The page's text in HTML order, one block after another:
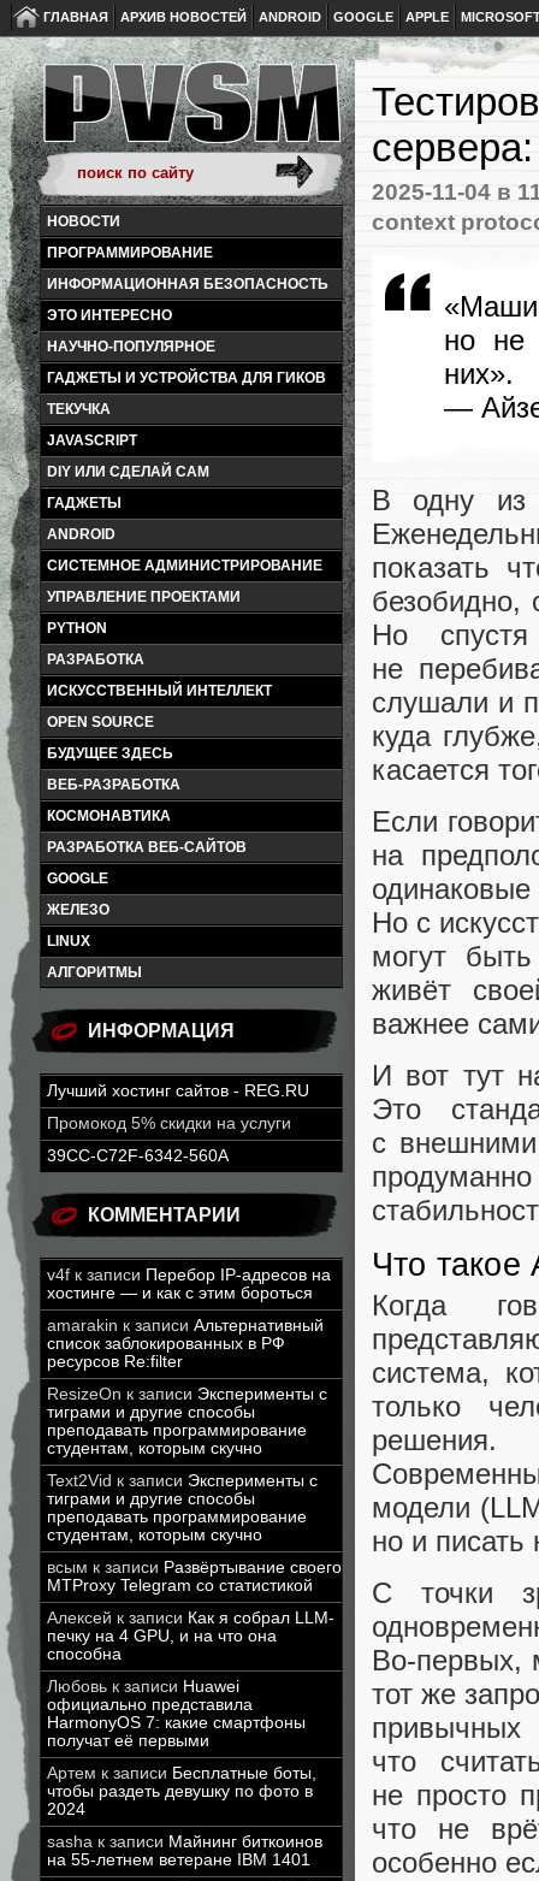
ГЛАВНАЯ АРХИВ НОВОСТЕЙ ANDROID GOOGLE APPLE
НОВОСТИ
ПРОГРАММИРОВАНИЕ
ИНФОРМАЦИОННАЯ БЕЗОПАСНОСТЬ
ЭТО ИНТЕРЕСНО
НАУЧНО-ПОПУЛЯРНОЕ
ГАДЖЕТЫ И УСТРОЙСТВА ДЛЯ ГИКОВ
ТЕКУЧКА
JAVASCRIPT
DIY ИЛИ СДЕЛАЙ САМ
ГАДЖЕТЫ
ANDROID
СИСТЕМНОЕ АДМИНИСТРИРОВАНИЕ
УПРАВЛЕНИЕ ПРОЕКТАМИ
PYTHON
РАЗРАБОТКА
ИСКУССТВЕННЫЙ ИНТЕЛЛЕКТ
OPEN SOURCE
БУДУЩЕЕ ЗДЕСЬ
ВЕБ-РАЗРАБОТКА
КОСМОНАВТИКА
РАЗРАБОТКА ВЕБ-САЙТОВ
GOOGLE
ЖЕЛЕЗО
LINUX
АЛГОРИТМЫ
ИНФОРМАЦИЯ
Лучший хостинг сайтов - REG.RU
Промокод 5% скидки на услуги
39CC-C72F-6342-560A
КОММЕНТАРИИ
v4f к записи Перебор IP-адресов на
хостинге — и как с этим бороться
amarakin к записи Альтернативный
список заблокированных в РФ
ресурсов Re:filter
ResizeOn к записи Эксперименты с
тиграми и другие способы
преподавать программирование
студентам, которым скучно
Text2Vid к записи Эксперименты с
тиграми и другие способы
преподавать программирование
студентам, которым скучно
всым к записи Развёртывание своего
MTProxy Telegram со статистикой
Алексей к записи Как я собрал LLM-
печку на 4 GPU, и на что она
способна
Любовь к записи Huawei
официально представила
HarmonyOS 7: какие смартфоны
получат её первыми
Артем к записи Бесплатные боты,
чтобы раздеть девушку по фото в
2024
sasha к записи Майнинг биткоинов
на 55-летнем ветеране IBM 1401
2025-11-04 в
context
но не
них».
—
В одну из
показать
безобидно,
Но
не
слушали и
куда
касается
Если
на
Но с
могут
живёт
важнее
И вот тут
Это
с внешними
Что такое
Когда
система,
только
решения.
модели
но и писать
С точки
Во‑первых,
тот же
что
не просто
что не
особенно